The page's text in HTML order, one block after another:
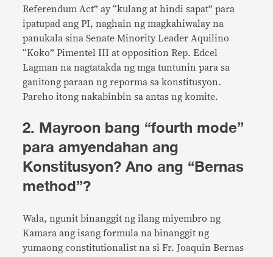
Referendum Act” ay“ kulang at hindi sapat” para
ipatupad ang PI, naghain ng magkahiwalay na
panukala sina Senate Minority Leader Aquilino
“Koko” Pimentel III at opposition Rep. Edcel
Lagman na nagtatakda ng mga tuntunin para sa
ganitong paraan ng reporma sa konstitusyon.
Pareho itong nakabinbin sa antas ng komite.
2. Mayroon bang “fourth mode”
para amyendahan ang
Konstitusyon? Ano ang “Bernas
method”?
Wala, ngunit binanggit ng ilang miyembro ng
Kamara ang isang formula na binanggit ng
yumaong constitutionalist na si Fr. Joaquin Bernas